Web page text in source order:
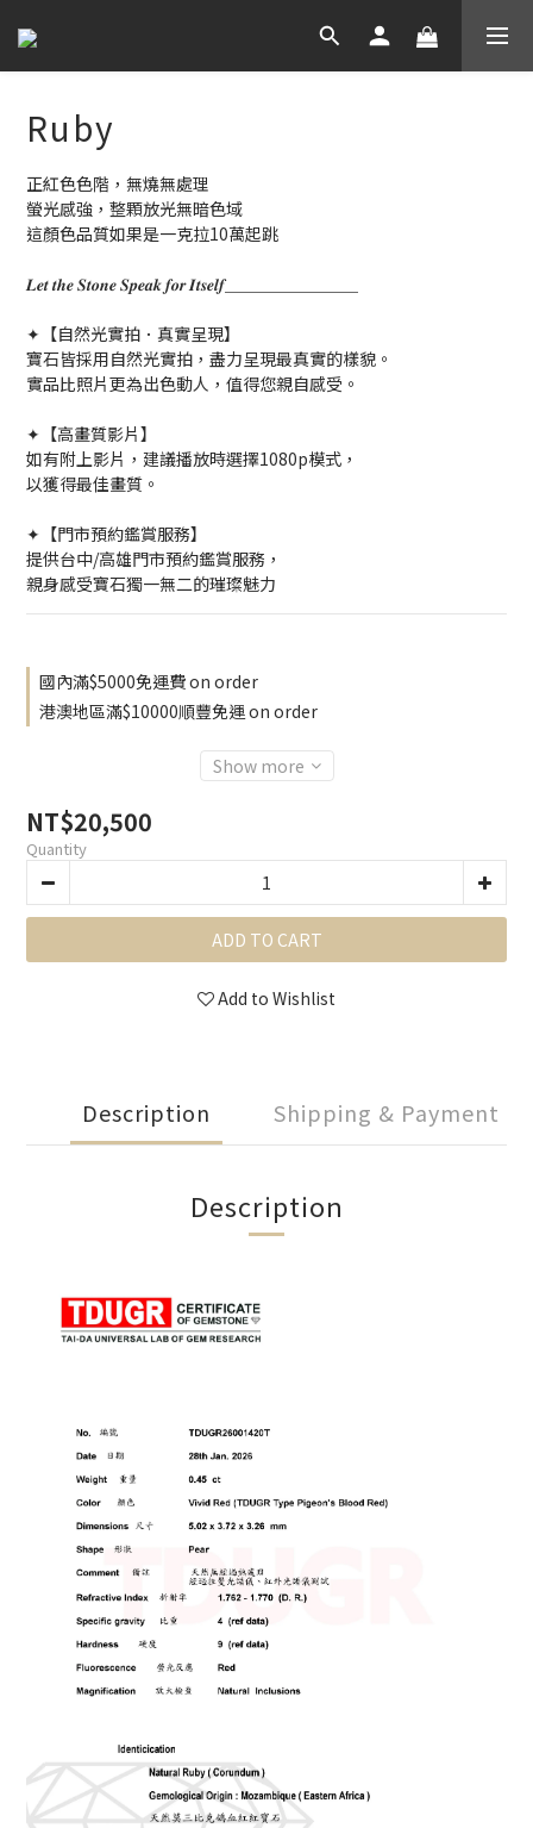
Ruby
正紅色色階，無燒無處理
螢光感強，整顆放光無暗色域
這顏色品質如果是一克拉10萬起跳
𝑳𝒆𝒕 𝒕𝒉𝒆 𝑺𝒕𝒐𝒏𝒆 𝑺𝒑𝒆𝒂𝒌 𝒇𝒐𝒓 𝑰𝒕𝒔𝒆𝒍𝒇＿＿＿＿＿＿＿＿
✦【自然光實拍．真實呈現】
寶石皆採用自然光實拍，盡力呈現最真實的樣貌。
實品比照片更為出色動人，值得您親自感受。
✦【高畫質影片】
如有附上影片，建議播放時選擇1080p模式，
以獲得最佳畫質。
✦【門市預約鑑賞服務】
提供台中/高雄門市預約鑑賞服務，
親身感受寶石獨一無二的璀璨魅力
國內滿$5000免運費 on order
港澳地區滿$10000順豐免運 on order
Show more
NT$20,500
Quantity
ADD TO CART
Add to Wishlist
Description Shipping & Payment
Description